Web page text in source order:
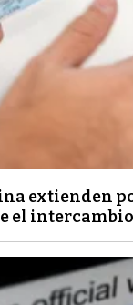
extienden
el